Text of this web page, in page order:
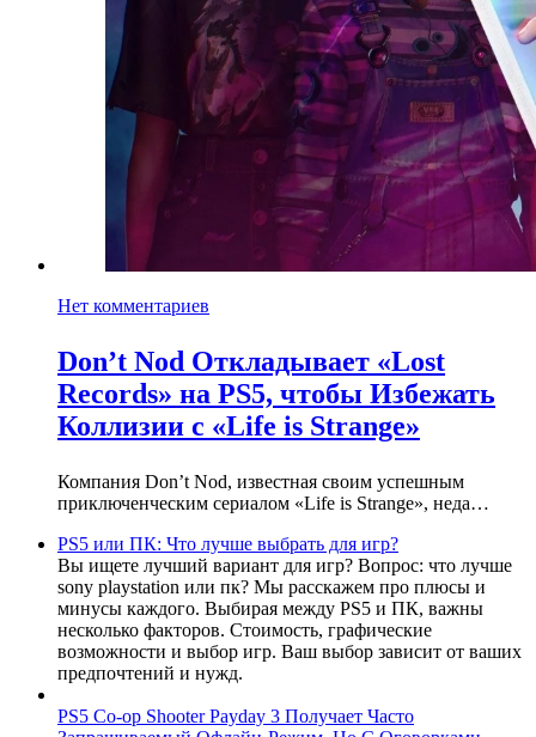
Нет комментариев
Don’t Nod Откладывает «Lost
Records» на PS5, чтобы Избежать
Коллизии с «Life is Strange»
Компания Don’t Nod, известная своим успешным
приключенческим сериалом «Life is Strange», неда…
PS5 или ПК: Что лучше выбрать для игр?
Вы ищете лучший вариант для игр? Вопрос: что лучше
sony playstation или пк? Мы расскажем про плюсы и
минусы каждого. Выбирая между PS5 и ПК, важны
несколько факторов. Стоимость, графические
возможности и выбор игр. Ваш выбор зависит от ваших
предпочтений и нужд.
PS5 Co-op Shooter Payday 3 Получает Часто